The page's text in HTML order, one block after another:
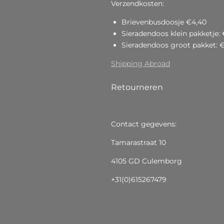
Verzendkosten:
Brievenbusdoosje €4,40
Sieradendoos klein pakketje:
Sieradendoos groot pakket:
Shipping Abroad
Retourneren
Contact gegevens:
Tamarastraat 10
4105 GD Culemborg
+31(0)615267479